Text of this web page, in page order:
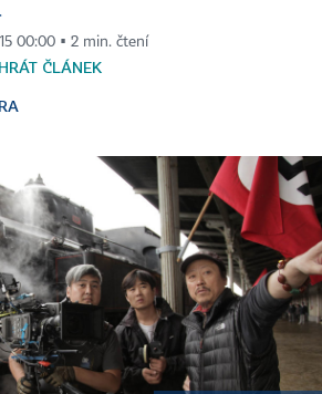
00:00 ▪ 2 min. čtení
ČLÁNEK